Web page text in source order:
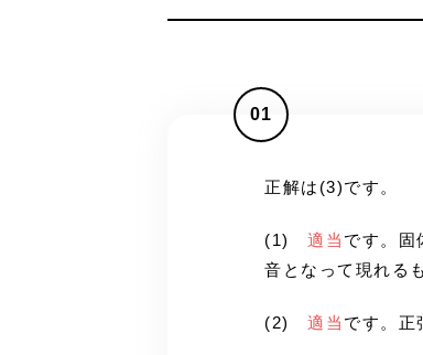
01
正解は(3)です。
(1) 適当 です。固
音となって現れる
(2) 適当 です。正